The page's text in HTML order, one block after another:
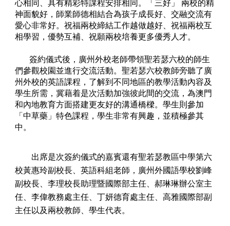
心相同、具有精彩特課程安排相同。「三好」 兩校的精
神面貌好，師業師德相結合為孩子成長好、交融交流有
愛心非常好。祝福兩校締結工作越做越好、祝福兩校互
相學習，優勢互補、祝願兩校培養更多優秀人才。
簽約儀式後，廣州外校老師帶領聖若瑟六校的師生
們參觀校園並進行交流活動。聖若瑟六校教師旁聽了廣
州外校的英語課程，了解到不同地區的教學活動內容及
學生所需，冀藉着是次活動加強彼此間的交流，為澳門
和內地教育方面搭建更友好的溝通橋樑。學生則參加
「中草藥」特色課程，學生非常有興趣，並積極參其
中。
出席是次簽約儀式的嘉賓還有聖若瑟教區中學第六
校黃惠玲副校長、英語科組老師，廣州外國語學校劉峰
副校長、李理校長助理暨國際部主任、郝琳琳辦公室主
任、李偉教務處主任、丁妍德育處主任、高雅國際部副
主任以及兩校教師、學生代表。